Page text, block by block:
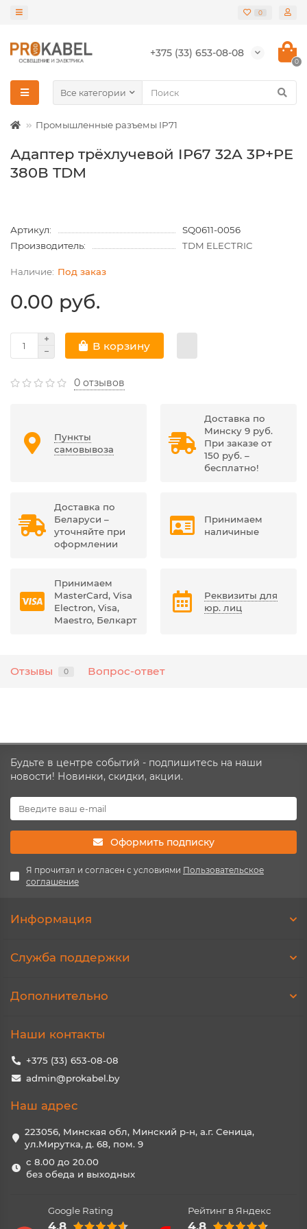
0
+375 (33) 653-08-08
0
Все категории
Промышленные разъемы IP71
Адаптер трёхлучевой IP67 32А 3Р+PЕ
380В TDM
Артикул:
SQ0611-0056
Производитель:
TDM ELECTRIC
Под заказ
0.00 руб.
В корзину
0 отзывов
Пункты
самовывоза
Доставка по
Минску 9 руб.
При заказе от
150 руб. –
бесплатно!
Доставка по
Беларуси –
уточняйте при
оформлении
Принимаем
наличиные
Принимаем
MasterCard, Visa
Electron, Visa,
Maestro, Белкарт
Реквизиты для
юр. лиц
Отзывы 0 Вопрос-ответ
Будьте в центре событий - подпишитесь на наши
новости! Новинки, скидки, акции.
Оформить подписку
Я прочитал и согласен с условиями Пользовательское
соглашение
Информация
Служба поддержки
Дополнительно
Наши контакты
+375 (33) 653-08-08
admin@prokabel.by
Наш адрес
223056, Минская обл, Минский р-н, а.г. Сеница,
ул.Мирутка, д. 68, пом. 9
с 8.00 до 20.00
без обеда и выходных
Google Rating
4.8
Рейтинг в Яндекс
4.8